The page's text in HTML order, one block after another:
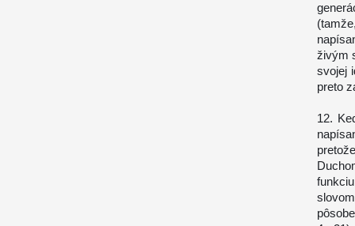
živým
svojej
preto
12.